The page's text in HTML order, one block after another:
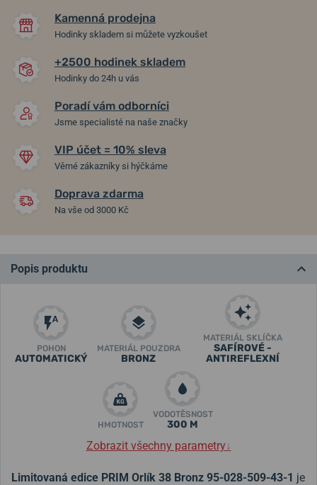
Kamenná prodejna
Hodinky skladem si můžete vyzkoušet
+2500 hodinek skladem
Hodinky do 24h u vás
Poradí vám odborníci
Jsme specialisté na naše značky
VIP účet = 10% sleva
Věrné zákazníky si hýčkáme
Doprava zdarma
Na vše od 3000 Kč
Popis produktu
POHON
AUTOMATICKÝ
MATERIÁL POUZDRA
BRONZ
MATERIÁL SKLÍČKA
SAFÍROVÉ -
ANTIREFLEXNÍ
HMOTNOST
VODOTĚSNOST
300 M
Zobrazit všechny parametry↓
Limitovaná edice PRIM Orlík 38 Bronz 95-028-509-43-1 je